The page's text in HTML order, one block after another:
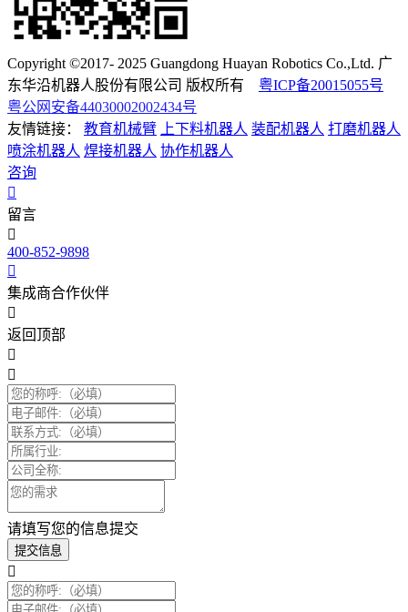
Copyright ©2017- 2025 Guangdong Huayan Robotics Co.,Ltd. 广
东华沿机器人股份有限公司 版权所有 粤ICP备20015055号
粤公网安备44030002002434号
友情链接：
教育机械臂 上下料机器人 装配机器人 打磨机器人
喷涂机器人 焊接机器人 协作机器人
咨询
留言
400-852-9898
集成商合作伙伴
返回顶部
请填写您的信息提交
提交信息